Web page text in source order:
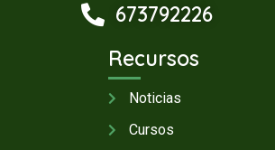
673792226
Recursos
Noticias
Cursos